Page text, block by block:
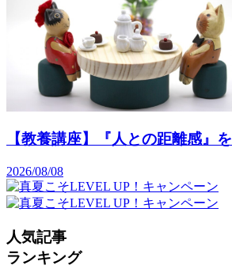
【教養講座】『人との距離感』
2026/08/08
人気記事
ランキング